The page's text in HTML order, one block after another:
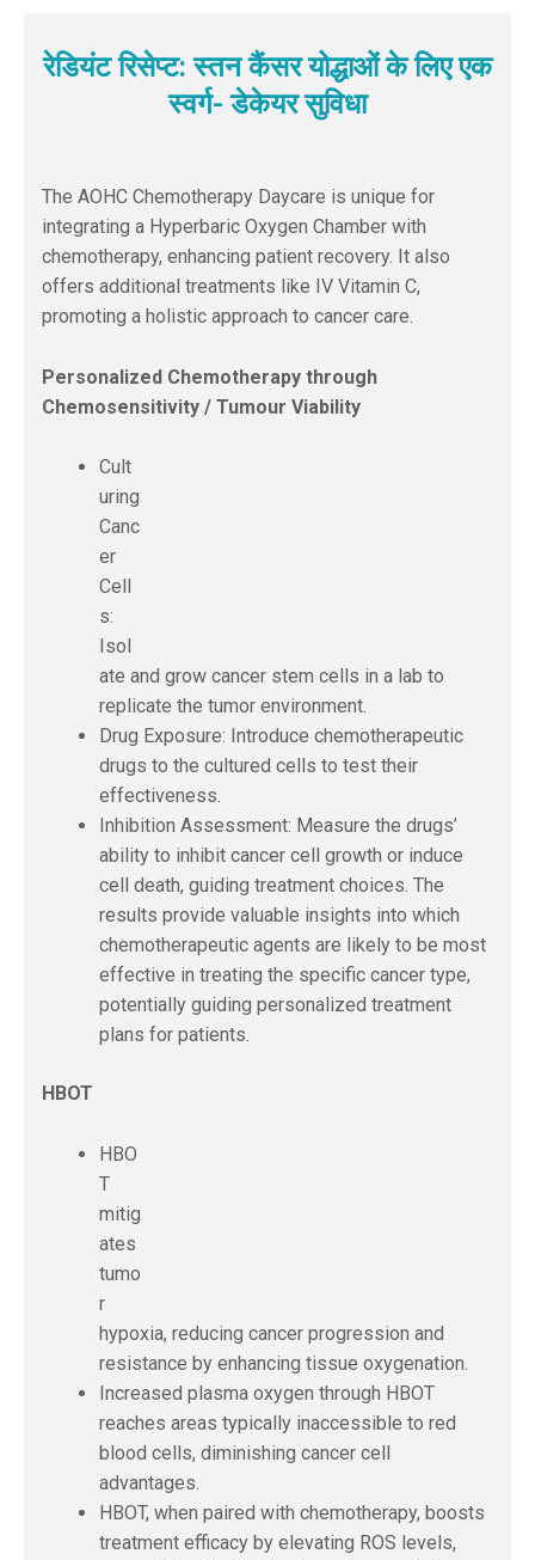
रेडियंट रिसेप्ट: स्तन कैंसर योद्धाओं के लिए एक
स्वर्ग- डेकेयर सुविधा
The AOHC Chemotherapy Daycare is unique for
integrating a Hyperbaric Oxygen Chamber with
chemotherapy, enhancing patient recovery. It also
offers additional treatments like IV Vitamin C,
promoting a holistic approach to cancer care.
Personalized Chemotherapy through
Chemosensitivity / Tumour Viability
Cult
uring
Canc
er
Cell
s:
Isol
ate and grow cancer stem cells in a lab to
replicate the tumor environment.
Drug Exposure: Introduce chemotherapeutic
drugs to the cultured cells to test their
effectiveness.
Inhibition Assessment: Measure the drugs’
ability to inhibit cancer cell growth or induce
cell death, guiding treatment choices. The
results provide valuable insights into which
chemotherapeutic agents are likely to be most
effective in treating the specific cancer type,
potentially guiding personalized treatment
plans for patients.
HBOT
HBO
T
mitig
ates
tumo
r
hypoxia, reducing cancer progression and
resistance by enhancing tissue oxygenation.
Increased plasma oxygen through HBOT
reaches areas typically inaccessible to red
blood cells, diminishing cancer cell
advantages.
HBOT, when paired with chemotherapy, boosts
treatment efficacy by elevating ROS levels,